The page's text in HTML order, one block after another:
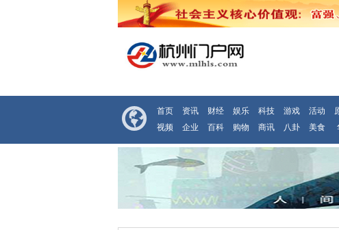
首页 资讯 财经 娱乐 科技 游戏 活动
视频
企业 百科 购物 商讯 八卦 美食